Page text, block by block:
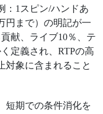
：1スピン/ハンドあ
円まで）の明記が一
献、ライブ10％、テ
定義され、RTPの高
対象に含まれること
短期での条件消化を